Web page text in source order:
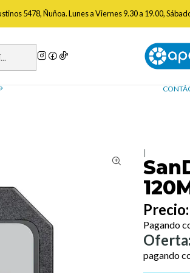
5478, Ñuñoa. Lunes a Viernes 9.30 a 19.00,
Memorias y Discos Duros SanDisk 32GB SD
de reembolso
necesitas saber sobre las
Precio:
Pagando
pagando